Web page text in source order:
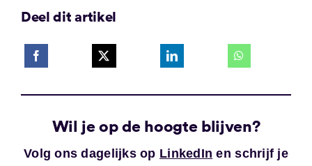
Deel dit artikel
Wil je op de hoogte blijven?
Volg ons dagelijks op LinkedIn en schrijf je